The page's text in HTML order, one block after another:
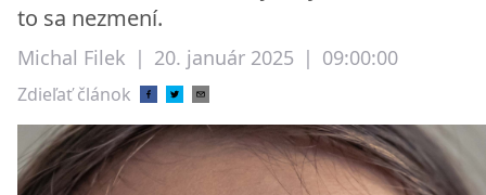
to sa nezmení.
Michal Filek | 20. január 2025 | 09:00:00
Zdieľať článok